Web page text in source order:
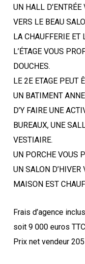
UN HALL
VERS LE BEAU
LA CHAUFFERIE ET
L’ÉTAGE VOUS
DOUCHES.
LE 2E ETAGE PEUT
UN BATIMENT
D’Y FAIRE UNE
BUREAUX, UNE
VESTIAIRE.
UN PORCHE VOUS
UN SALON D’HIVER
MAISON EST
Frais d’agence
soit 9 000 euros TTC
Prix net vendeur